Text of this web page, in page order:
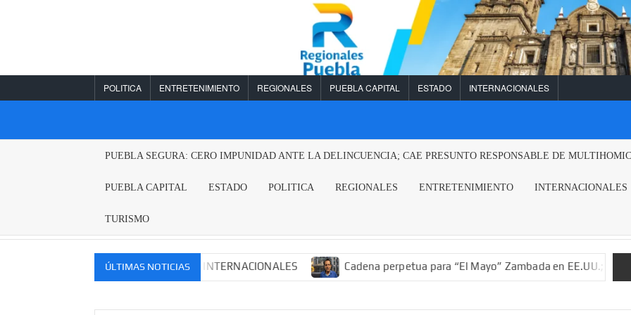
POLITICA ENTRETENIMIENTO REGIONALES PUEBLA CAPITAL ESTADO INTERNACIONALES
REGIONALES
PUEBLA SEGURA: CERO IMPUNIDAD ANTE LA DELINCUENCIA; CAE PRESUNTO RESPONSABLE DE
PUEBLA CAPITAL ESTADO POLITICA REGIONALES ENTRETENIMIENTO INTERNACIONALES
TURISMO
ÚLTIMAS NOTICIAS
MERCADOS NACIONALES E INTERNACIONALES Cadena perpetua para “El Mayo” Zambada en EE.UU.; ordenan